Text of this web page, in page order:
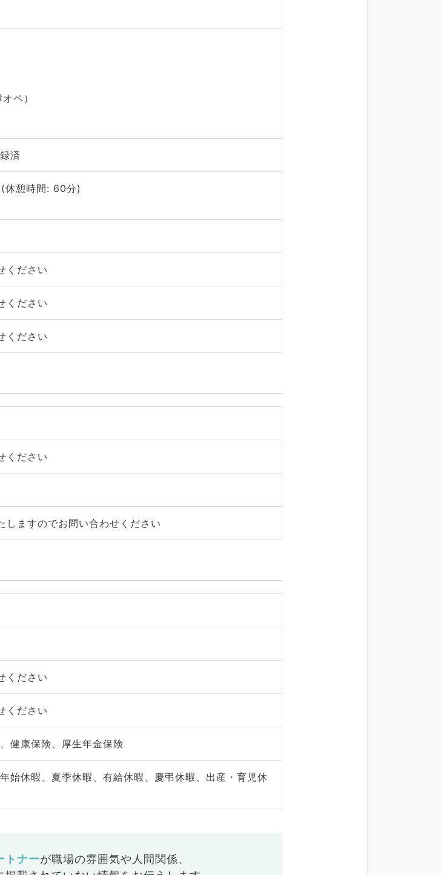
ペ）
済
休憩時間: 60分)
ください
ください
ください
ください
しますのでお問い合わせください
ください
ください
健康保険、厚生年金保険
始休暇、夏季休暇、有給休暇、慶弔休暇、出産・育児休
トナーが職場の雰囲気や人間関係、